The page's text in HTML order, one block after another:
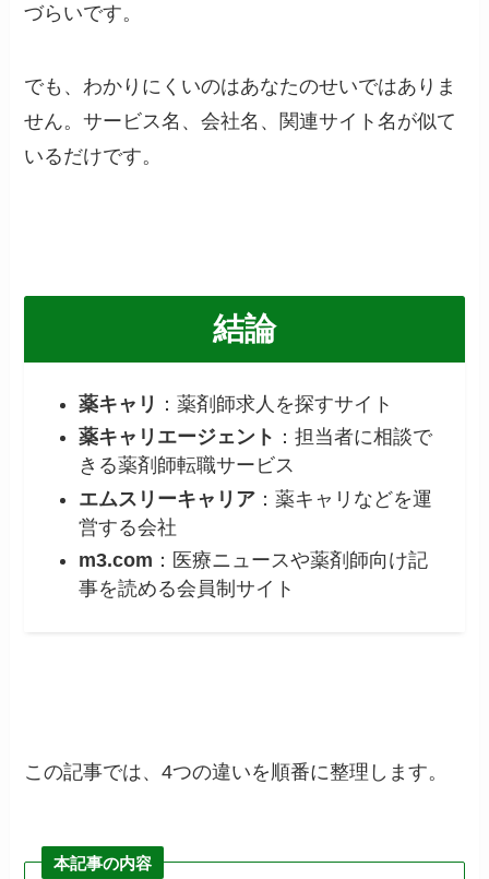
づらいです。
でも、わかりにくいのはあなたのせいではありま
せん。サービス名、会社名、関連サイト名が似て
いるだけです。
結論
薬キャリ ：薬剤師求人を探すサイト
薬キャリエージェント ：担当者に相談で
きる薬剤師転職サービス
エムスリーキャリア：薬キャリなどを運
営する会社
m3.com ：医療ニュースや薬剤師向け記
事を読める会員制サイト
この記事では、4つの違いを順番に整理します。
本記事の内容